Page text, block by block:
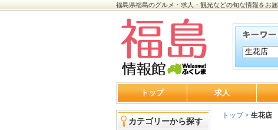
福島県福島のグルメ・求人・観光などの旬な情報をお
トップ 求人
カテゴリーから探す
トップ> 生花店